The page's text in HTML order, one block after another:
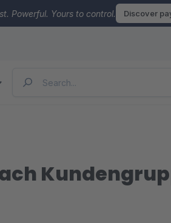
Powerful. Yours to control. Discover